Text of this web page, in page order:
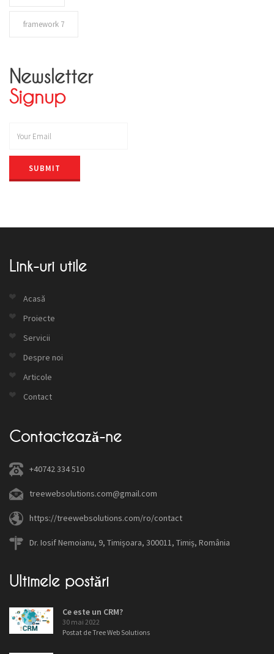
framework 7
Newsletter
Signup
SUBMIT
Link-uri utile
Acasă
Proiecte
Servicii
Despre noi
Articole
Contact
Contactează-ne
+40742 334 510
treewebsolutions.com@gmail.com
https://treewebsolutions.com/ro/contact
Dr. Iosif Nemoianu, 9, Timișoara, 300011, Timiș, România
Ultimele postări
Ce este un CRM?
30 mai 2022
Postat de Tree Web Solutions